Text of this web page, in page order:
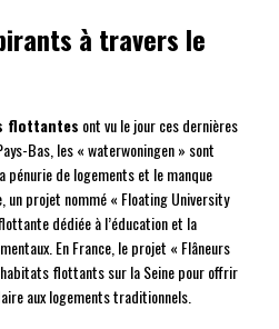
à travers le
flottantes ont vu le jour ces dernières
Bas, les « waterwoningen » sont
de logements et le manque
un projet nommé « Floating University
dédiée à l’éducation et la
En France, le projet « Flâneurs
habitats flottants sur la Seine pour offrir
aux logements traditionnels.